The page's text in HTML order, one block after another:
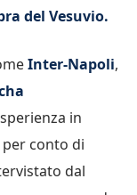
del Vesuvio.
Inter-Napoli,
in
per conto di
dal